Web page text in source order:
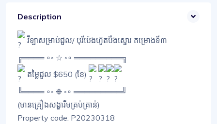
Description
វីឡាសម្រាប់ជួល/ បុរីប៉េងហ៊ួតបឹងស្នោរ គម្រោងទី៣
╔════ ∘◦ ☆ ◦∘ ═════════╗
តម្លៃជួល $650 (ខែ)
╚════ ∘◦ ❉ ◦∘ ═════════╝
(មានគ្រឿងសង្ហារឹមគ្រប់គ្រាន់)
Property code: P20230318